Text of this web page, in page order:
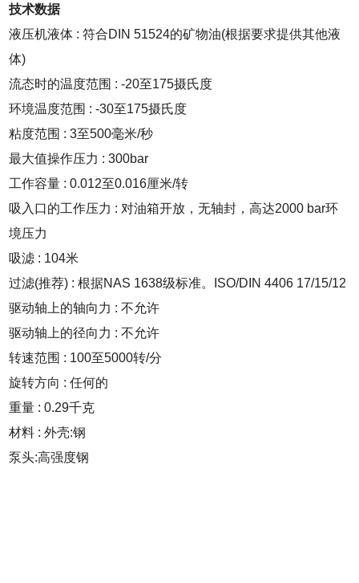
技术数据
液压机液体 : 符合DIN 51524的矿物油(根据要求提供其他液
体)
流态时的温度范围 : -20至175摄氏度
环境温度范围 : -30至175摄氏度
粘度范围 : 3至500毫米/秒
最大值操作压力 : 300bar
工作容量 : 0.012至0.016厘米/转
吸入口的工作压力 : 对油箱开放，无轴封，高达2000 bar环
境压力
吸滤 : 104米
过滤(推荐) : 根据NAS 1638级标准。ISO/DIN 4406 17/15/12
驱动轴上的轴向力 : 不允许
驱动轴上的径向力 : 不允许
转速范围 : 100至5000转/分
旋转方向 : 任何的
重量 : 0.29千克
材料 : 外壳:钢
泵头:高强度钢